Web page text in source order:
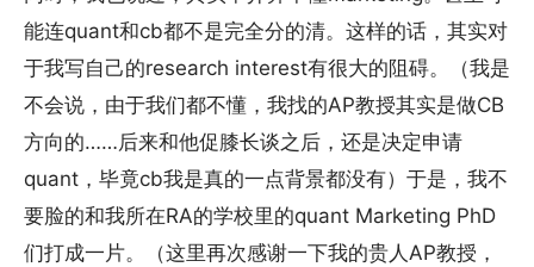
能连quant和cb都不是完全分的清。这样的话，其实对
于我写自己的research interest有很大的阻碍。（我是
不会说，由于我们都不懂，我找的AP教授其实是做CB
方向的……后来和他促膝长谈之后，还是决定申请
quant，毕竟cb我是真的一点背景都没有）于是，我不
要脸的和我所在RA的学校里的quant Marketing PhD
们打成一片。（这里再次感谢一下我的贵人AP教授，